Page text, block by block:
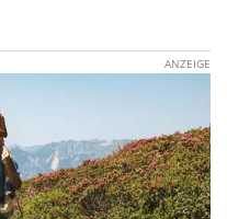
ANZEIGE